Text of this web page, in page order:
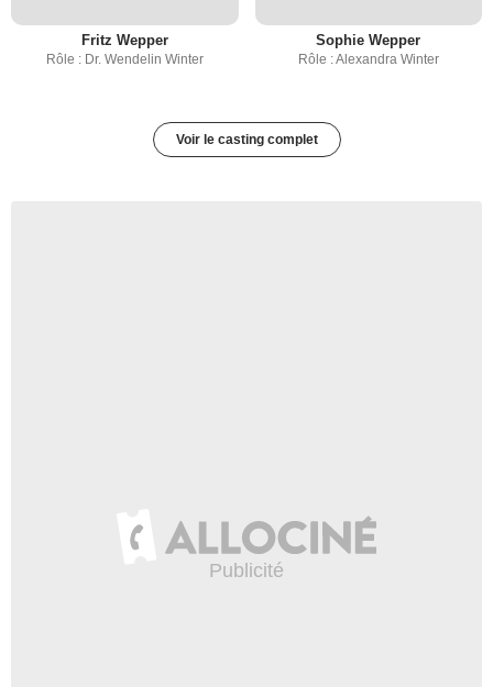
Fritz Wepper
Rôle : Dr. Wendelin Winter
Sophie Wepper
Rôle : Alexandra Winter
Voir le casting complet